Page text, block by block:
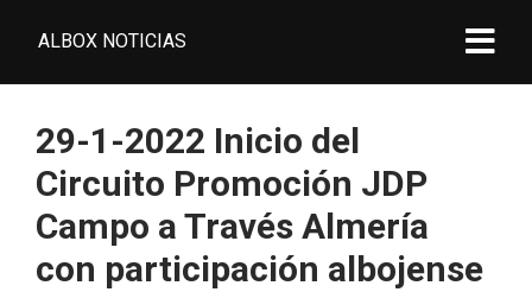
ALBOX NOTICIAS
29-1-2022 Inicio del
Circuito Promoción JDP
Campo a Través Almería
con participación albojense